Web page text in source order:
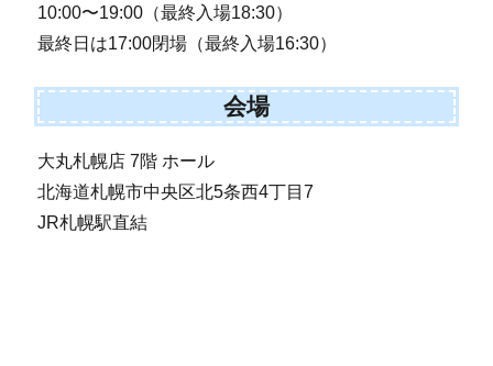
10:00〜19:00（最終入場18:30）
最終日は17:00閉場（最終入場16:30）
会場
大丸札幌店 7階 ホール
北海道札幌市中央区北5条西4丁目7
JR札幌駅直結